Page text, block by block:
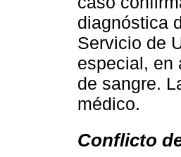
diagnóstica
Servicio de
especial, en
de sangre.
médico.
Conflicto